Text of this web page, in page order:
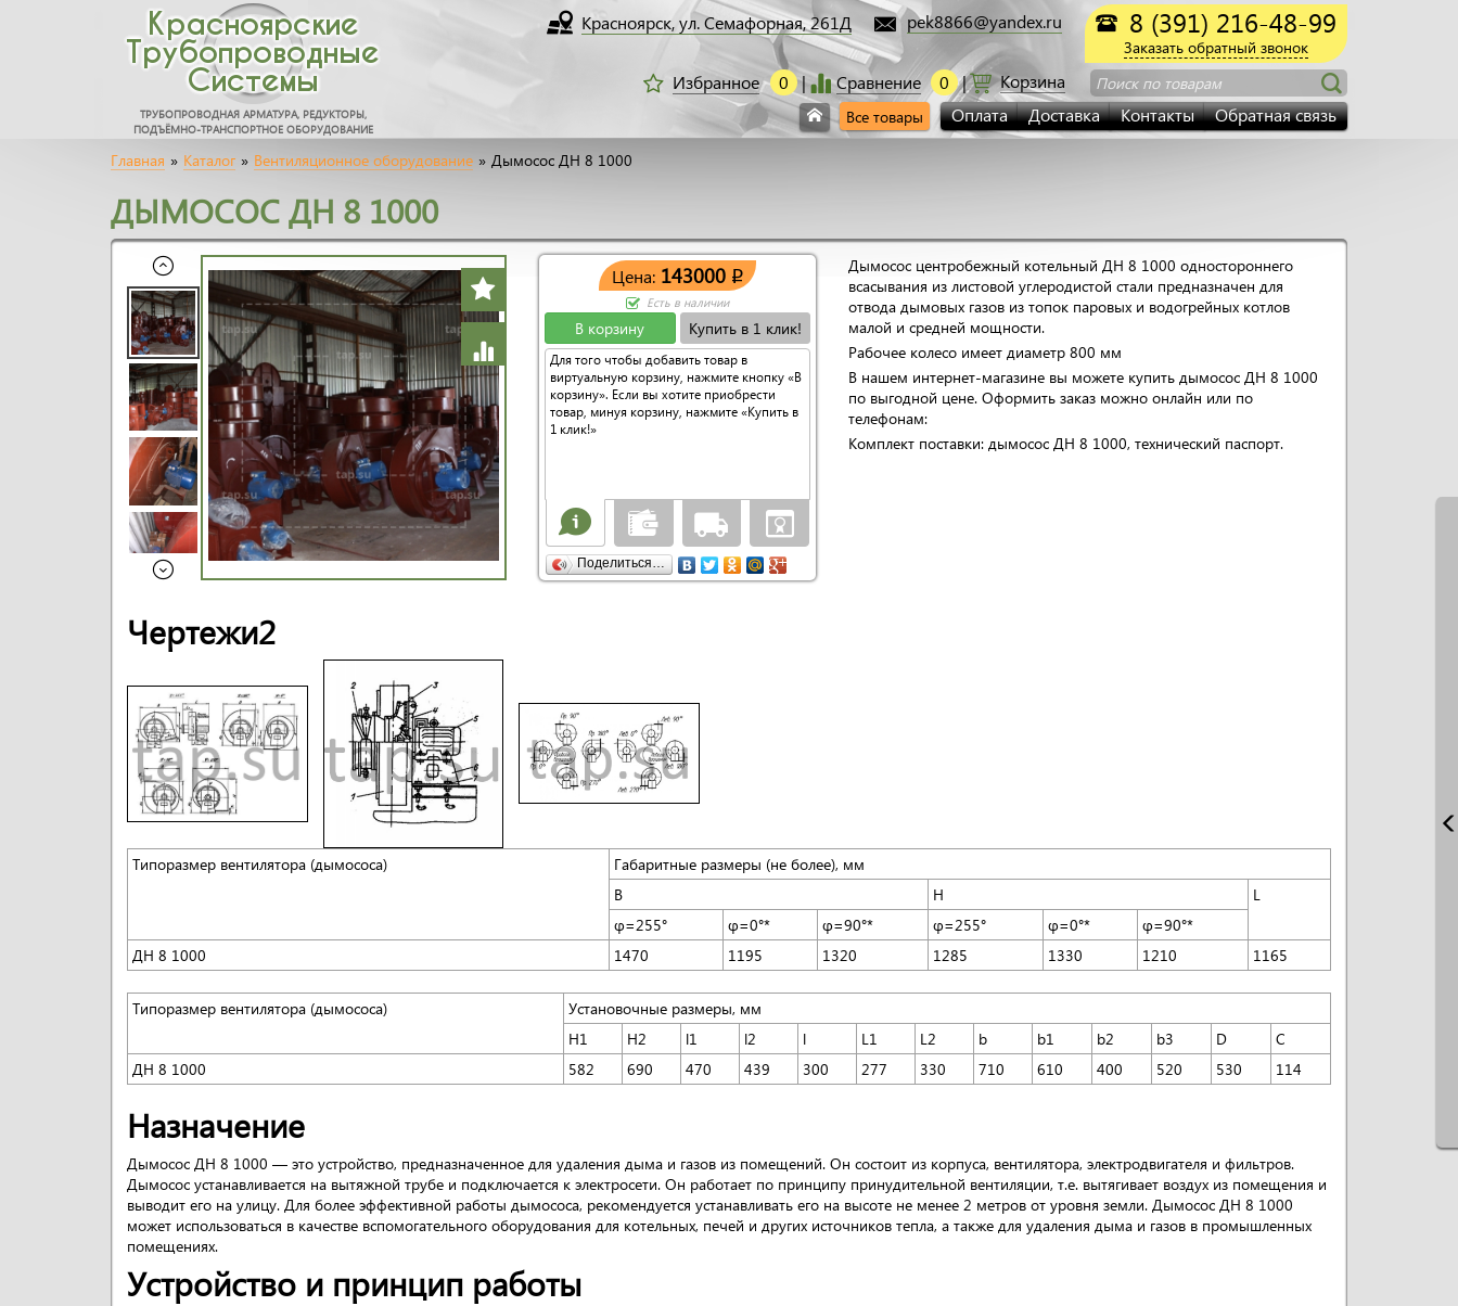
Красноярские
Трубопроводные
Системы
ТРУБОПРОВОДНАЯ АРМАТУРА, РЕДУКТОРЫ,
ПОДЪЁМНО-ТРАНСПОРТНОЕ ОБОРУДОВАНИЕ
8 (391) 216-48-99
Заказать обратный звонок
Красноярск, ул. Семафорная, 261Д pek8866@yandex.ru
Поиск по товарам
Корзина
Сравнение 0
Избранное
0
Оплата
Доставка Контакты Обратная связь
Все товары
Главная » Каталог » Вентиляционное оборудование » Дымосос ДН 8 1000
ДЫМОСОС ДН 8 1000
Цена: 143000 q
Есть в наличии
В корзину Купить в 1 клик!
Для того чтобы добавить товар в
виртуальную корзину, нажмите кнопку «В
корзину». Если вы хотите приобрести
товар, минуя корзину, нажмите «Купить в
1 клик!»
Поделиться…
Дымосос центробежный котельный ДН 8 1000 одностороннего
всасывания из листовой углеродистой стали предназначен для
отвода дымовых газов из топок паровых и водогрейных котлов
малой и средней мощности.
Рабочее колесо имеет диаметр 800 мм
В нашем интернет-магазине вы можете купить дымосос ДН 8 1000
по выгодной цене. Оформить заказ можно онлайн или по
телефонам:
Комплект поставки: дымосос ДН 8 1000, технический паспорт.
Чертежи2
Типоразмер вентилятора (дымососа)
Габаритные размеры (не более), мм
B
H
L
φ=255°
φ=0°* φ=90°* φ=255° φ=0°*
φ=90°*
ДН 8 1000
1470 1195 1320 1285 1330 1210 1165
Типоразмер вентилятора (дымососа)
Установочные размеры, мм
Н1
Н2 l1 l2 l L1 L2 b b1 b2 b3 D
C
ДН 8 1000
582 690 470 439 300 277 330 710 610 400 520 530 114
Назначение
Дымосос ДН 8 1000 — это устройство, предназначенное для удаления дыма и газов из помещений. Он состоит из корпуса, вентилятора, электродвигателя и фильтров.
Дымосос устанавливается на вытяжной трубе и подключается к электросети. Он работает по принципу принудительной вентиляции, т.е. вытягивает воздух из помещения и
выводит его на улицу. Для более эффективной работы дымососа, рекомендуется устанавливать его на высоте не менее 2 метров от уровня земли. Дымосос ДН 8 1000
может использоваться в качестве вспомогательного оборудования для котельных, печей и других источников тепла, а также для удаления дыма и газов в промышленных
помещениях.
Устройство и принцип работы